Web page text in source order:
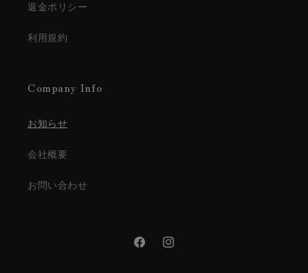
返金ポリシー
利用規約
Company Info
お知らせ
会社概要
お問い合わせ
FacebookInstagram